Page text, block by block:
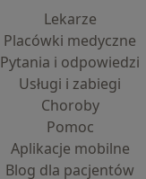
Lekarze
Placówki medyczne
Pytania i odpowiedzi
Usługi i zabiegi
Choroby
Pomoc
Aplikacje mobilne
Blog dla pacjentów